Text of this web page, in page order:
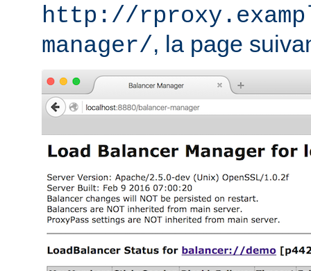
http://
manager/, la page